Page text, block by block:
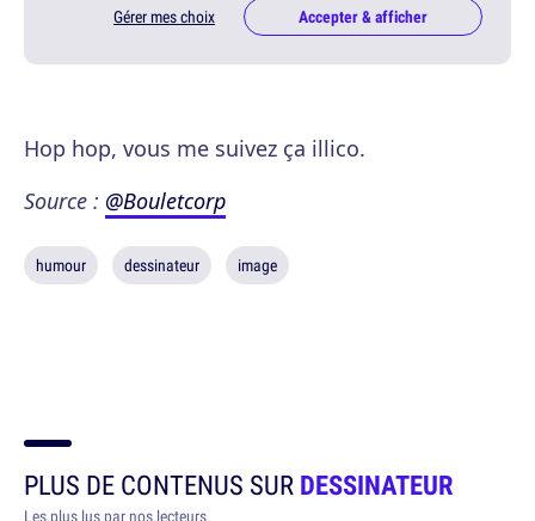
Gérer mes choix Accepter & afficher
Hop hop, vous me suivez ça illico.
Source : @Bouletcorp
humour dessinateur image
PLUS DE CONTENUS SURDESSINATEUR
Les plus lus par nos lecteurs